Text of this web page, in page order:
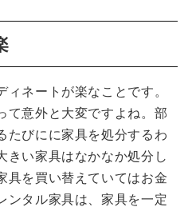
ネートが楽なことです。
て意外と大変ですよね。部
たびにに家具を処分するわ
きい家具はなかなか処分し
具を買い替えていてはお金
ンタル家具は、家具を一定